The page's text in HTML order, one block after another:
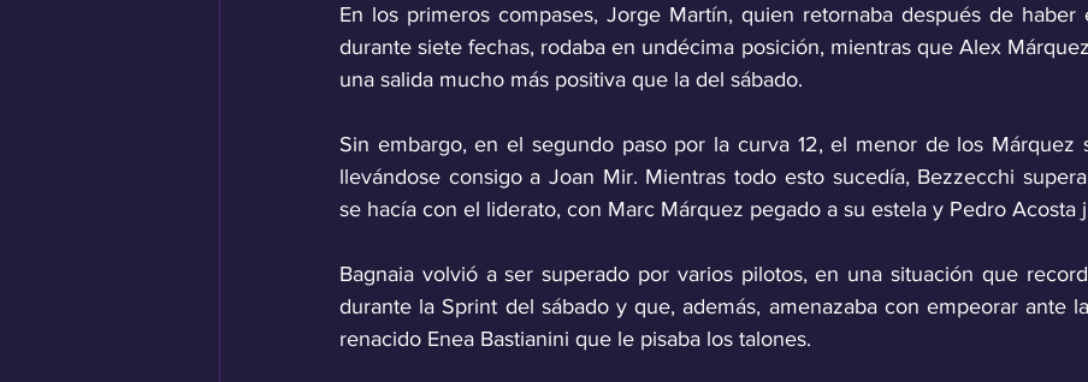
En los primeros compases, Jorge Martín, quien retornaba después de haber
durante siete fechas, rodaba en undécima posición, mientras que Alex
una salida mucho más positiva que la del sábado.
Sin embargo, en el segundo paso por la curva 12, el menor de los Márquez
llevándose consigo a Joan Mir. Mientras todo esto sucedía, Bezzecchi
se hacía con el liderato, con Marc Márquez pegado a su estela y Pedro Acosta
Bagnaia volvió a ser superado por varios pilotos, en una situación que
durante la Sprint del sábado y que, además, amenazaba con empeorar ante
renacido Enea Bastianini que le pisaba los talones.